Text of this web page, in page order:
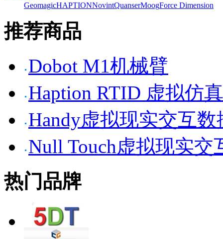
GeomagicHAPTIONNovintQuanserMoogForce Dimension
推荐商品
Dobot M1机械臂
Haption RTID 虚拟仿
Handy虚拟现实交互数
Null Touch虚拟现实交
热门品牌